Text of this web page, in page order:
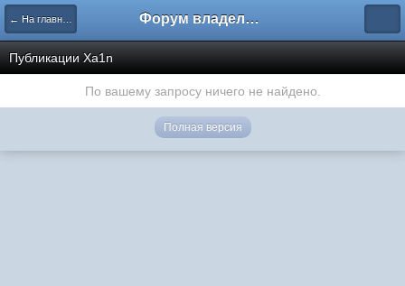
← На главную Форум владельцев интернет-магазинов
Публикации Xa1n
По вашему запросу ничего не найдено.
Полная версия